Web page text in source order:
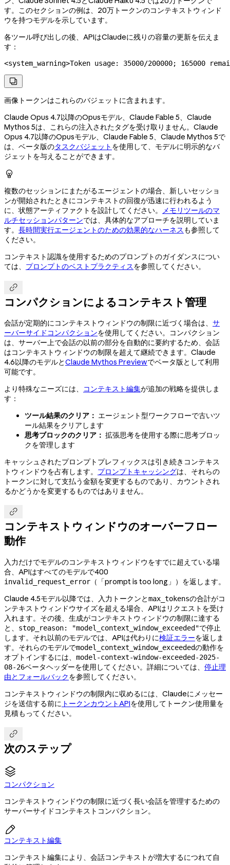
す。このセクションの例は、20万トークンのコンテキストウィンド
ウを持つモデルを示しています。
各ツール呼び出しの後、APIはClaudeに残りの容量の更新を伝えま
す：
<system_warning>Token usage: 35000/200000; 165000

画像トークンはこれらのバジェットに含まれます。
Claude Opus 4.7以降のOpusモデル、Claude Fable 5、Claude
Mythos 5は、これらの注入されたタグを受け取りません。Claude
Opus 4.7以降のOpusモデル、Claude Fable 5、Claude Mythos 5で
は、ベータ版のタスクバジェット を使用して、モデルに明示的なバ
ジェットを与えることができます。

複数のセッションにまたがるエージェントの場合、新しいセッショ
ンが開始されたときにコンテキストの回復が迅速に行われるよう
に、状態アーティファクトを設計してください。
メモリツールのマ
ルチセッションパターンでは、具体的なアプローチを説明していま
す。 長時間実行エージェントのための効果的なハーネス も参照して
ください。
コンテキスト認識を使用するためのプロンプトのガイダンスについ
ては、 プロンプトのベストプラクティスを参照してください。

コンパクションによるコンテキスト管理
会話が定期的にコンテキストウィンドウの制限に近づく場合は、 サ
ーバーサイドコンパクションを使用してください。コンパクション
は、サーバー上で会話の以前の部分を自動的に要約するため、会話
はコンテキストウィンドウの制限を超えて継続できます。Claude
4.6以降のモデルとClaude Mythos Previewでベータ版として利用
可能です。
より特殊なニーズには、
コンテキスト編集が追加の戦略を提供しま
す：
ツール結果のクリア： エージェント型ワークフローで古いツ
ール結果をクリアします
思考ブロックのクリア： 拡張思考を使用する際に思考ブロッ
クを管理します
キャッシュされたプロンプトプレフィックスは引き続きコンテキス
トウィンドウを占有します。 プロンプトキャッシングは、それらの
トークンに対して支払う金額を変更するものであり、カウントされ
るかどうかを変更するものではありません。

コンテキストウィンドウのオーバーフロー
動作
入力だけでモデルのコンテキストウィンドウをすでに超えている場
合、APIはすべてのモデルで400
invalid_request_error （「prompt is too long」）を返します。
Claude 4.5モデル以降では、入力トークンとmax_tokensの合計がコ
ンテキストウィンドウサイズを超える場合、APIはリクエストを受け
入れます。その後、生成がコンテキストウィンドウの制限に達する
と、
stop_reason: "model_context_window_exceeded"で停止
します。それ以前のモデルでは、APIは代わりに検証エラーを返しま
す。それらのモデルでmodel_context_window_exceededの動作を
オプトインするには、 model-context-window-exceeded-2025-
08-26ベータヘッダーを使用してください。詳細については、 停止理
由とフォールバックを参照してください。
コンテキストウィンドウの制限内に収めるには、Claudeにメッセー
ジを送信する前に トークンカウントAPIを使用してトークン使用量を
見積もってください。

次のステップ
コンパクション
コンテキストウィンドウの制限に近づく長い会話を管理するための
サーバーサイドコンテキストコンパクション。

コンテキスト編集
コンテキスト編集により、会話コンテキストが増大するにつれて自